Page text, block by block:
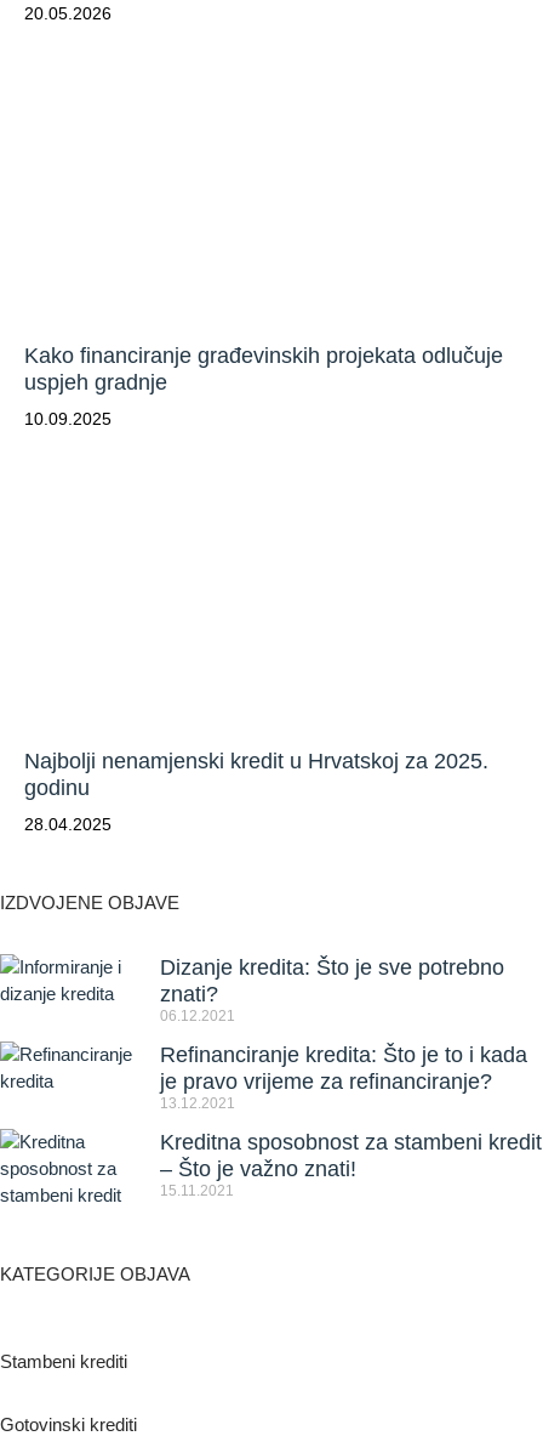
20.05.2026
Kako financiranje građevinskih projekata odlučuje
uspjeh gradnje
10.09.2025
Najbolji nenamjenski kredit u Hrvatskoj za 2025.
godinu
28.04.2025
IZDVOJENE OBJAVE
Dizanje kredita: Što je sve potrebno
znati?
06.12.2021
Refinanciranje kredita: Što je to i kada
je pravo vrijeme za refinanciranje?
13.12.2021
Kreditna sposobnost za stambeni kredit
– Što je važno znati!
15.11.2021
KATEGORIJE OBJAVA
Stambeni krediti
Gotovinski krediti